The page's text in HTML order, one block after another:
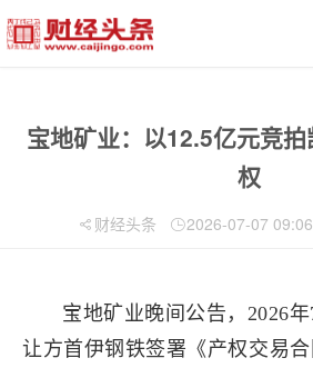
宝地矿业：以12.5亿元竞
权
财经头条 2026-07-07
宝地矿业晚间公告，2026
让方首伊钢铁签署《产权交易